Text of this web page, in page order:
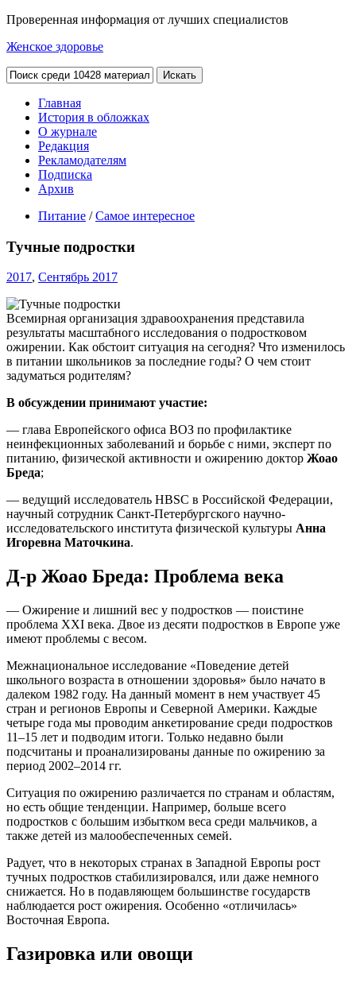
Проверенная информация от лучших специалистов
Женское здоровье
Главная
История в обложках
О журнале
Редакция
Рекламодателям
Подписка
Архив
Питание / Самое интересное
Тучные подростки
2017, Сентябрь 2017
Всемирная организация здравоохранения представила
результаты масштабного исследования о подростковом
ожирении. Как обстоит ситуация на сегодня? Что изменилось
в питании школьников за последние годы? О чем стоит
задуматься родителям?
В обсуждении принимают участие:
— глава Европейского офиса ВОЗ по профилактике
неинфекционных заболеваний и борьбе с ними, эксперт по
питанию, физической активности и ожирению доктор Жоао
Бреда;
— ведущий исследователь HBSC в Российской Федерации,
научный сотрудник Санкт-Петербургского научно-
исследовательского института физической культуры Анна
Игоревна Маточкина.
Д-р Жоао Бреда: Проблема века
— Ожирение и лишний вес у подростков — поистине
проблема XXI века. Двое из десяти подростков в Европе уже
имеют проблемы с весом.
Межнациональное исследование «Поведение детей
школьного возраста в отношении здоровья» было начато в
далеком 1982 году. На данный момент в нем участвует 45
стран и регионов Европы и Северной Америки. Каждые
четыре года мы проводим анкетирование среди подростков
11–15 лет и подводим итоги. Только недавно были
подсчитаны и проанализированы данные по ожирению за
период 2002–2014 гг.
Ситуация по ожирению различается по странам и областям,
но есть общие тенденции. Например, больше всего
подростков с большим избытком веса среди мальчиков, а
также детей из малообеспеченных семей.
Радует, что в некоторых странах в Западной Европы рост
тучных подростков стабилизировался, или даже немного
снижается. Но в подавляющем большинстве государств
наблюдается рост ожирения. Особенно «отличилась»
Восточная Европа.
Газировка или овощи